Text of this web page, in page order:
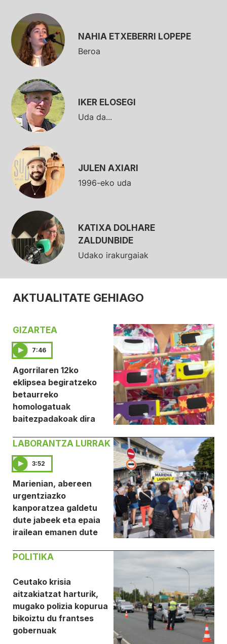
NAHIA ETXEBERRI LOPEPE
Beroa
IKER ELOSEGI
Uda da...
JULEN AXIARI
1996-eko uda
KATIXA DOLHARE
ZALDUNBIDE
Udako irakurgaiak
AKTUALITATE GEHIAGO
GIZARTEA
7:46
Agorrilaren 12ko
eklipsea begiratzeko
betaurreko
homologatuak
baitezpadakoak dira
LABORANTZA LURRAK
3:52
Marienian, abereen
urgentziazko
kanporatzea galdetu
dute jabeek eta epaia
irailean emanen dute
POLITIKA
Ceutako krisia
aitzakiatzat harturik,
mugako polizia kopurua
bikoiztu du frantses
gobernuak